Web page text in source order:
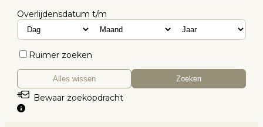
Overlijdensdatum t/m
Ruimer zoeken
Alles wissen Zoeken
Bewaar zoekopdracht